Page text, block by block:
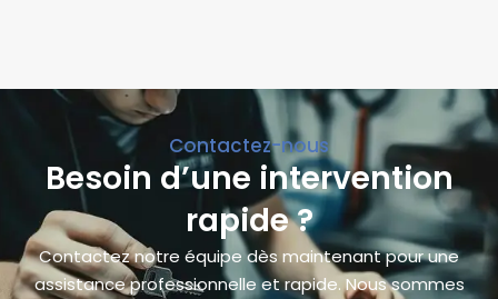
Contactez-nous
Besoin d’une intervention
rapide ?
Contactez notre équipe dès maintenant pour une
assistance professionnelle et rapide. Nous sommes